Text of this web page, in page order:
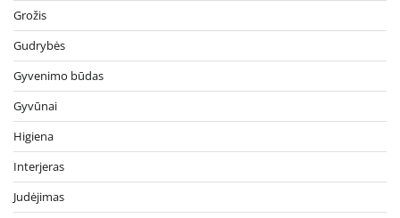
Grožis
Gudrybės
Gyvenimo būdas
Gyvūnai
Higiena
Interjeras
Judėjimas